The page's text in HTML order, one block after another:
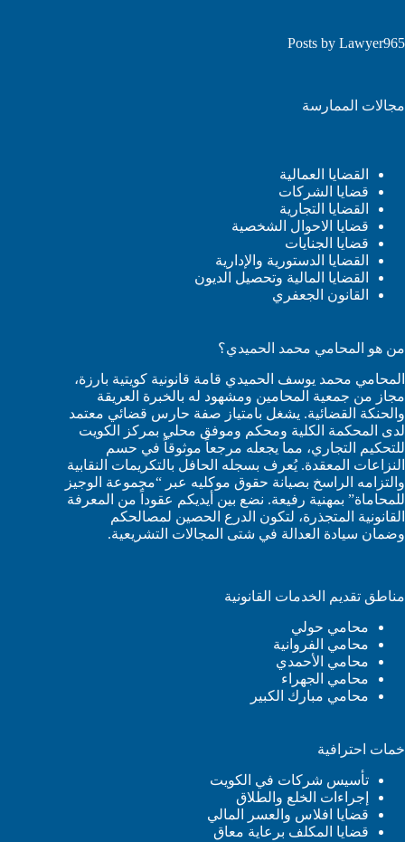
Posts by Lawyer965
مجالات الممارسة
القضايا العمالية
قضايا الشركات
القضايا التجارية
قضايا الاحوال الشخصية
قضايا الجنايات
القضايا الدستورية والإدارية
القضايا المالية وتحصيل الديون
القانون الجعفري
من هو المحامي محمد الحميدي؟
المحامي محمد يوسف الحميدي قامة قانونية كويتية بارزة،
مجاز من جمعية المحامين ومشهود له بالخبرة العريقة
والحنكة القضائية. يشغل بامتياز صفة حارس قضائي معتمد
لدى المحكمة الكلية ومحكم وموفق محلي بمركز الكويت
للتحكيم التجاري، مما يجعله مرجعاً موثوقاً في حسم
النزاعات المعقدة. يُعرف بسجله الحافل بالتكريمات النقابية
والتزامه الراسخ بصيانة حقوق موكليه عبر “مجموعة الوجيز
للمحاماة” بمهنية رفيعة. نضع بين أيديكم عقوداً من المعرفة
القانونية المتجذرة، لتكون الدرع الحصين لمصالحكم
وضمان سيادة العدالة في شتى المجالات التشريعية.
مناطق تقديم الخدمات القانونية
محامي حولي
محامي الفروانية
محامي الأحمدي
محامي الجهراء
محامي مبارك الكبير
خمات احترافية
تأسيس شركات في الكويت
إجراءات الخلع والطلاق
قضايا افلاس والعسر المالي
قضايا المكلف برعاية معاق